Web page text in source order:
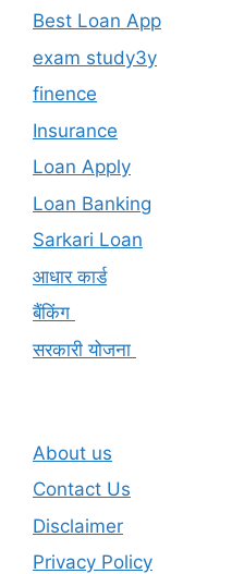
Best Loan App
exam study3y
finence
Insurance
Loan Apply
Loan Banking
Sarkari Loan
आधार कार्ड
बैंकिंग
सरकारी योजना
About us
Contact Us
Disclaimer
Privacy Policy